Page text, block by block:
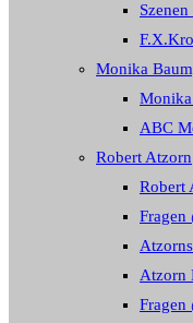
Monika
Monika
ABC
Robert Atzorn
Robert
Fragen
Atzorn
Fragen